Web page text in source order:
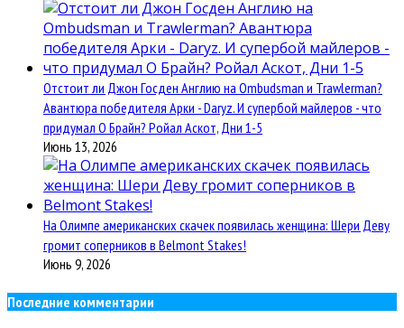
Отстоит ли Джон Госден Англию на Ombudsman и Trawlerman?
Авантюра победителя Арки - Daryz. И супербой майлеров - что
придумал О Брайн? Ройал Аскот, Дни 1-5
Июнь 13, 2026
На Олимпе американских скачек появилась женщина: Шери Деву
громит соперников в Belmont Stakes!
Июнь 9, 2026
Последние комментарии